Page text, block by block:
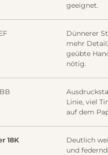
geeignet.
Dünnerer
mehr Detail,
geübte
nötig.
Linie, viel
auf dem
18K
Deutlich
und